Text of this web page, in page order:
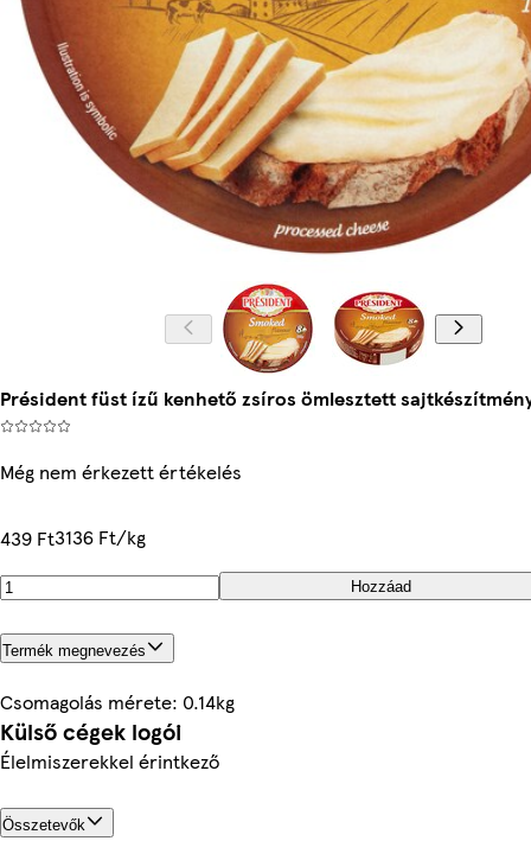
Président füst ízű kenhető zsíros ömlesztett
Még nem érkezett értékelés
439 Ft3136 Ft/kg
Hozzáad
Termék megnevezés
Csomagolás mérete: 0.14kg
Külső cégek logói
Élelmiszerekkel érintkező
Összetevők